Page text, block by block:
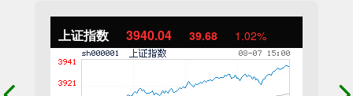
上证指数 3940.04 39.68 1.02%